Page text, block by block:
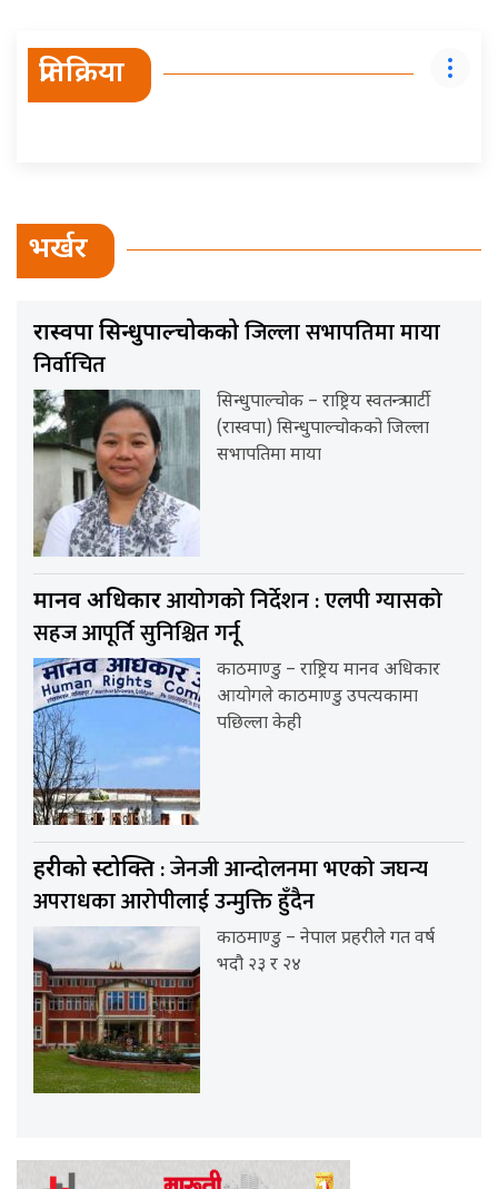
प्रतिक्रिया
भर्खर
रास्वपा सिन्धुपाल्चोककोजिल्ला सभापतिमा माया
निर्वाचित
सिन्धुपाल्चोक – राष्ट्रिय स्वतन्त्र पार्टी
(रास्वपा) सिन्धुपाल्चोकको जिल्ला
सभापतिमा माया
मानव अधिकारआयोगको निर्देशन : एलपी ग्यासको
सहज आपूर्ति सुनिश्चित गर्नू
काठमाण्डु – राष्ट्रिय मानव अधिकार
आयोगले काठमाण्डु उपत्यकामा
पछिल्ला केही
प्रहरीको प्रस्टोक्ति : जेनजी आन्दोलनमा भएको जघन्य
अपराधका आरोपीलाई उन्मुक्ति हुँदैन
काठमाण्डु – नेपाल प्रहरीले गत वर्ष
भदौ २३ र २४